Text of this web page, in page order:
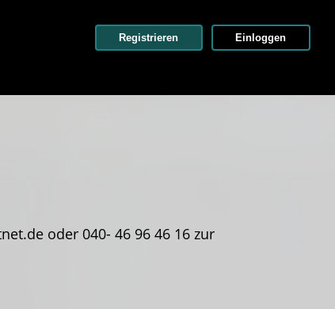
Registrieren Einloggen
oder 040- 46 96 46 16 zur